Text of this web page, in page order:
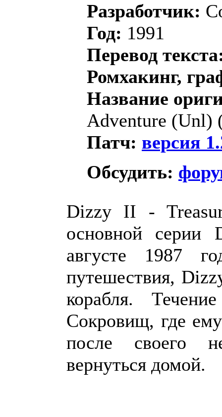
Разработчик:
Год: 1991
Перевод
Ромхакинг,
Название
Adventure (Unl)
Патч: версия
Обсудить:
Dizzy II -
основной
августе 1987
путешествия,
корабля.
Сокровищ, где
после своего
вернуться домой.